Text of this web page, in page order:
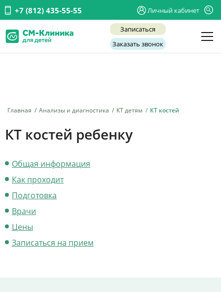
+7 (812) 435-55-55 Личный кабинет
Записаться
Заказать звонок
Главная Анализы и диагностика КТ детям КТ костей
КТ костей ребенку
Общая информация
Как проходит
Подготовка
Врачи
Цены
Записаться на прием
Услуги
Детская хирургия
О нас
Акции
Контакты